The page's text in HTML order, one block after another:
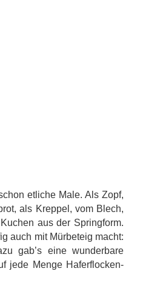
etliche Male. Als Zopf,
als Kreppel, vom Blech,
aus der Springform.
auch mit Mürbeteig macht:
gab’s eine wunderbare
jede Menge Haferflocken-